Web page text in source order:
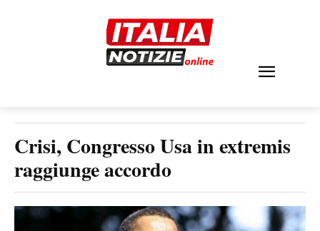
Crisi, Congresso Usa in extremis
raggiunge accordo